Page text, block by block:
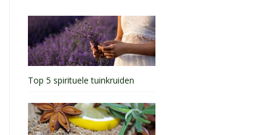
Top 5 spirituele tuinkruiden